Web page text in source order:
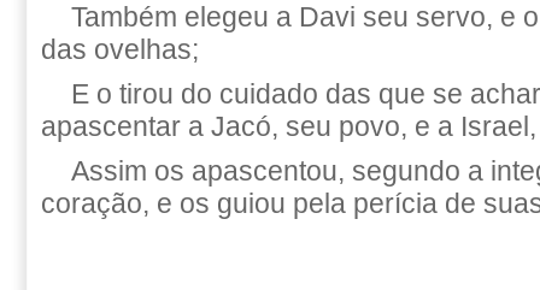
Também elegeu a Davi seu servo, e
das ovelhas;
E o tirou do cuidado das que se
apascentar a Jacó, seu povo, e a
Assim os apascentou, segundo a
coração, e os guiou pela perícia de